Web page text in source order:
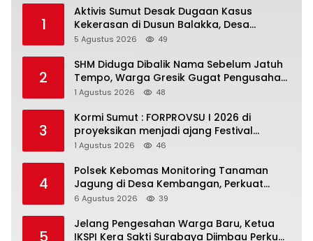
1
Aktivis Sumut Desak Dugaan Kasus
Kekerasan di Dusun Balakka, Desa
Gunung Malintang Diusut Tuntas
5 Agustus 2026 49
2
SHM Diduga Dibalik Nama Sebelum Jatuh
Tempo, Warga Gresik Gugat Pengusaha
Rokok dan Somasi Kepala Desa
1 Agustus 2026 48
3
Kormi Sumut : FORPROVSU I 2026 di
proyeksikan menjadi ajang Festival
Olahraga Masyarakat dengan Pegiat
1 Agustus 2026 46
4
Polsek Kebomas Monitoring Tanaman
Jagung di Desa Kembangan, Perkuat
Dukungan Ketahanan Pangan Nasional
6 Agustus 2026 39
5
Jelang Pengesahan Warga Baru, Ketua
IKSPI Kera Sakti Surabaya Diimbau Perkuat